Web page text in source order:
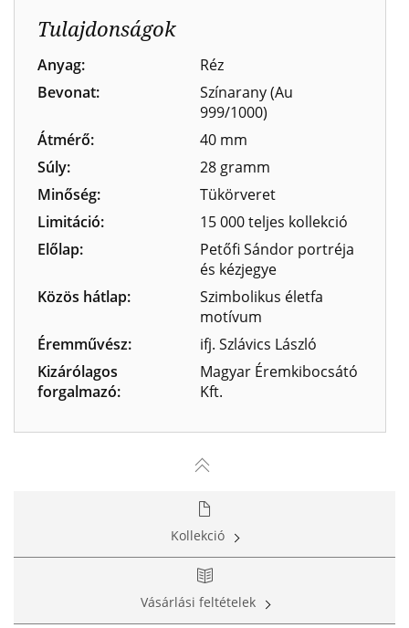
Tulajdonságok
Anyag:
Réz
Bevonat:
Színarany (Au
999/1000)
Átmérő:
40 mm
Súly:
28 gramm
Minőség:
Tükörveret
Limitáció:
15 000 teljes kollekció
Előlap:
Petőfi Sándor portréja
és kézjegye
Közös hátlap:
Szimbolikus életfa
motívum
Éremművész:
ifj. Szlávics László
Kizárólagos
forgalmazó:
Magyar Éremkibocsátó
Kft.
Kollekció
Vásárlási feltételek